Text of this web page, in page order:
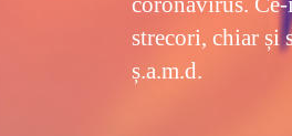
strecori, chiar și
ș.a.m.d.